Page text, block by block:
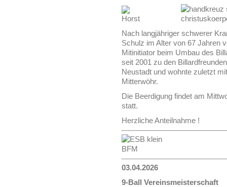
Nach langjähriger schwerer
Schulz im Alter von 67 Jahren
Mitinitiator beim Umbau des
seit 2001 zu den
Neustadt und wohnte zuletzt
Mitterwöhr.
Die Beerdigung findet am
statt.
Herzliche Anteilnahme !
03.04.2026
9-Ball Vereinsmeisterschaft